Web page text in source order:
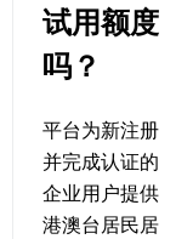
试用额度
吗？
平台为新注册
并完成认证的
企业用户提供
港澳台居民居